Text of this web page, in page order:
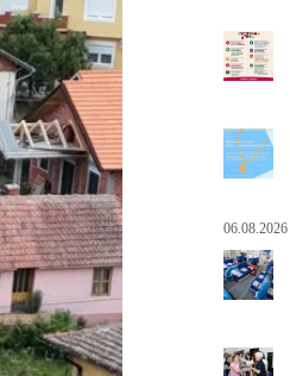
06.08.2026